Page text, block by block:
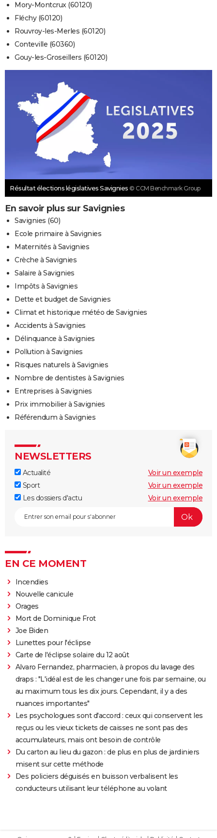
Mory-Montcrux (60120)
Fléchy (60120)
Rouvroy-les-Merles (60120)
Conteville (60360)
Gouy-les-Groseillers (60120)
Résultat élections législatives Savignies © CCM Benchmark Group
En savoir plus sur Savignies
Savignies (60)
Ecole primaire à Savignies
Maternités à Savignies
Crèche à Savignies
Salaire à Savignies
Impôts à Savignies
Dette et budget de Savignies
Climat et historique météo de Savignies
Accidents à Savignies
Délinquance à Savignies
Pollution à Savignies
Risques naturels à Savignies
Nombre de dentistes à Savignies
Entreprises à Savignies
Prix immobilier à Savignies
Référendum à Savignies
NEWSLETTERS
Actualité
Voir un exemple
Sport
Voir un exemple
Les dossiers d'actu
Voir un exemple
EN CE MOMENT
Incendies
Nouvelle canicule
Orages
Mort de Dominique Frot
Joe Biden
Lunettes pour l'éclipse
Carte de l'éclipse solaire du 12 août
Alvaro Fernandez, pharmacien, à propos du lavage des
draps : "L'idéal est de les changer une fois par semaine, ou
au maximum tous les dix jours. Cependant, il y a des
nuances importantes"
Les psychologues sont d'accord : ceux qui conservent les
reçus ou les vieux tickets de caisses ne sont pas des
accumulateurs, mais ont besoin de contrôle
Du carton au lieu du gazon : de plus en plus de jardiniers
misent sur cette méthode
Des policiers déguisés en buisson verbalisent les
conducteurs utilisant leur téléphone au volant